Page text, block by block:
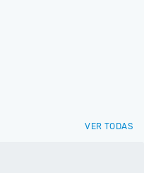
VER TODAS